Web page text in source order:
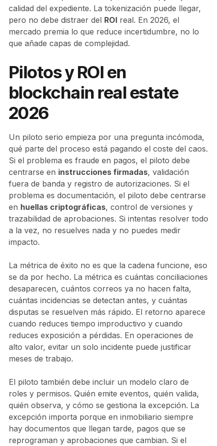
calidad del expediente. La tokenización puede llegar,
pero no debe distraer del ROIreal. En 2026, el
mercado premia lo que reduce incertidumbre, no lo
que añade capas de complejidad.
Pilotos y ROI en
blockchain real estate
2026
Un piloto serio empieza por una pregunta incómoda,
qué parte del proceso está pagando el coste del caos.
Si el problema es fraude en pagos, el piloto debe
centrarse en instrucciones firmadas, validación
fuera de banda y registro de autorizaciones. Si el
problema es documentación, el piloto debe centrarse
en huellas criptográficas, control de versiones y
trazabilidad de aprobaciones. Si intentas resolver todo
a la vez, no resuelves nada y no puedes medir
impacto.
La métrica de éxito no es que la cadena funcione, eso
se da por hecho. La métrica es cuántas conciliaciones
desaparecen, cuántos correos ya no hacen falta,
cuántas incidencias se detectan antes, y cuántas
disputas se resuelven más rápido. El retorno aparece
cuando reduces tiempo improductivo y cuando
reduces exposición a pérdidas. En operaciones de
alto valor, evitar un solo incidente puede justificar
meses de trabajo.
El piloto también debe incluir un modelo claro de
roles y permisos. Quién emite eventos, quién valida,
quién observa, y cómo se gestiona la excepción. La
excepción importa porque en inmobiliario siempre
hay documentos que llegan tarde, pagos que se
reprograman y aprobaciones que cambian. Si el